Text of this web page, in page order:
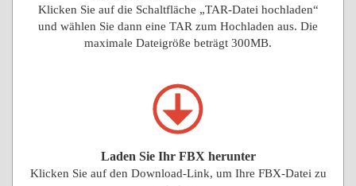
Klicken Sie auf die Schaltfläche „TAR-Datei hochladen“
und wählen Sie dann eine TAR zum Hochladen aus. Die
maximale Dateigröße beträgt 300MB.
Laden Sie Ihr FBX herunter
Klicken Sie auf den Download-Link, um Ihre FBX-Datei zu